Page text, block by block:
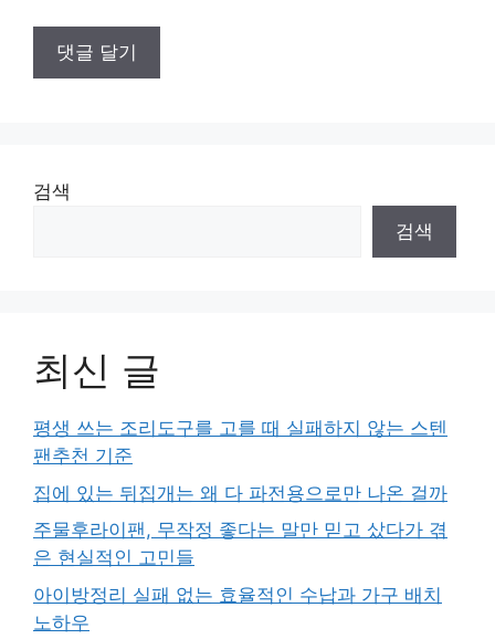
검색
검색
최신 글
평생 쓰는 조리도구를 고를 때 실패하지 않는 스텐
팬추천 기준
집에 있는 뒤집개는 왜 다 파전용으로만 나온 걸까
주물후라이팬, 무작정 좋다는 말만 믿고 샀다가 겪
은 현실적인 고민들
아이방정리 실패 없는 효율적인 수납과 가구 배치
노하우